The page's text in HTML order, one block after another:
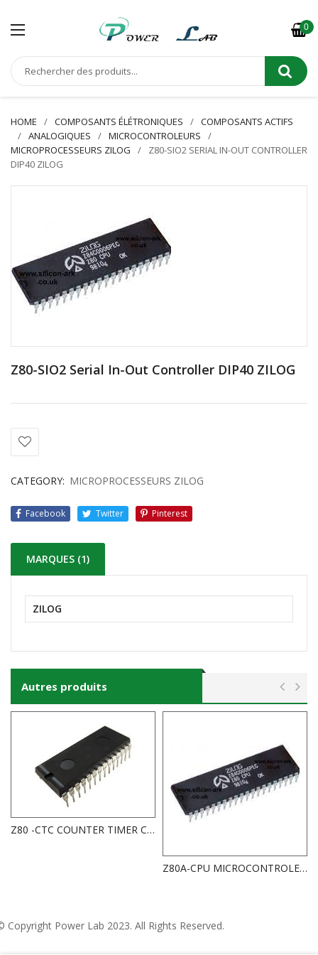
0
HOME COMPOSANTS ÉLÉTRONIQUES
COMPOSANTS ACTIFS
ANALOGIQUES
MICROCONTROLEURS
MICROPROCESSEURS ZILOG
Z80-SIO2 SERIAL IN-OUT CONTROLLER
DIP40 ZILOG
Z80-SIO2 Serial In-Out Controller DIP40 ZILOG
CATEGORY: MICROPROCESSEURS ZILOG
Facebook Twitter Pinterest
MARQUES (1)
ZILOG
Autres produits
Z80 -CTC COUNTER TIMER CIRCUIT 2.5MHZ
Z80A-CPU MICROCONTROLEUR ZILOG 8 BIT 4MHZ
Copyright Power Lab 2023. All Rights Reserved.